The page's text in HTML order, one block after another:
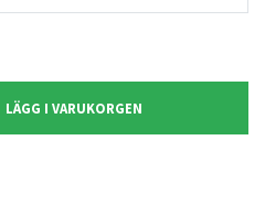
LÄGG I VARUKORGEN